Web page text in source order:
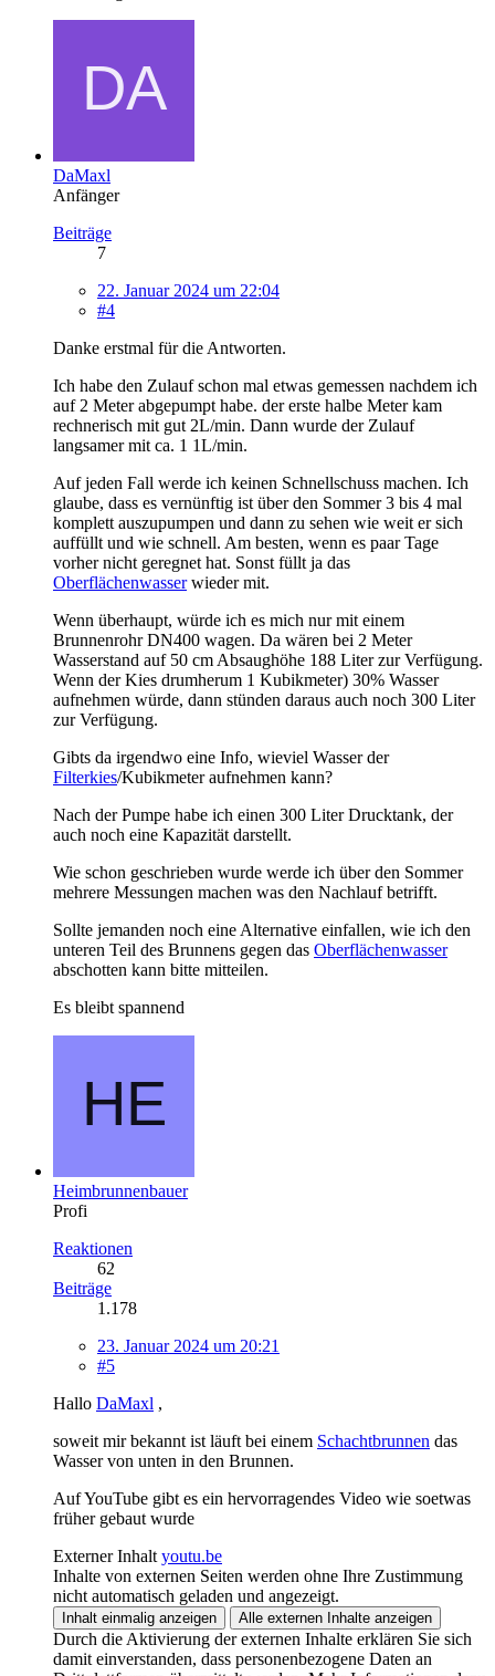
DaMaxl
Anfänger
Beiträge
7
22. Januar 2024 um 22:04
#4
Danke erstmal für die Antworten.
Ich habe den Zulauf schon mal etwas gemessen nachdem ich
auf 2 Meter abgepumpt habe. der erste halbe Meter kam
rechnerisch mit gut 2L/min. Dann wurde der Zulauf
langsamer mit ca. 1 1L/min.
Auf jeden Fall werde ich keinen Schnellschuss machen. Ich
glaube, dass es vernünftig ist über den Sommer 3 bis 4 mal
komplett auszupumpen und dann zu sehen wie weit er sich
auffüllt und wie schnell. Am besten, wenn es paar Tage
vorher nicht geregnet hat. Sonst füllt ja das
Oberflächenwasserwieder mit.
Wenn überhaupt, würde ich es mich nur mit einem
Brunnenrohr DN400 wagen. Da wären bei 2 Meter
Wasserstand auf 50 cm Absaughöhe 188 Liter zur Verfügung.
Wenn der Kies drumherum 1 Kubikmeter) 30% Wasser
aufnehmen würde, dann stünden daraus auch noch 300 Liter
zur Verfügung.
Gibts da irgendwo eine Info, wieviel Wasser der
Filterkies/Kubikmeter aufnehmen kann?
Nach der Pumpe habe ich einen 300 Liter Drucktank, der
auch noch eine Kapazität darstellt.
Wie schon geschrieben wurde werde ich über den Sommer
mehrere Messungen machen was den Nachlauf betrifft.
Sollte jemanden noch eine Alternative einfallen, wie ich den
unteren Teil des Brunnens gegen das Oberflächenwasser
abschotten kann bitte mitteilen.
Es bleibt spannend
Heimbrunnenbauer
Profi
Reaktionen
62
Beiträge
1.178
23. Januar 2024 um 20:21
#5
Hallo DaMaxl ,
soweit mir bekannt ist läuft bei einem Schachtbrunnen das
Wasser von unten in den Brunnen.
Auf YouTube gibt es ein hervorragendes Video wie soetwas
früher gebaut wurde
Externer Inhalt youtu.be
Inhalte von externen Seiten werden ohne Ihre Zustimmung
nicht automatisch geladen und angezeigt.
Inhalt einmalig anzeigen Alle externen Inhalte anzeigen
Durch die Aktivierung der externen Inhalte erklären Sie sich
damit einverstanden, dass personenbezogene Daten an